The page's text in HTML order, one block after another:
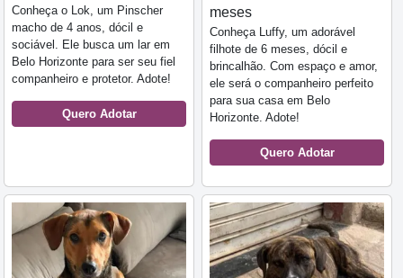
Conheça o Lok, um Pinscher
macho de 4 anos, dócil e
sociável. Ele busca um lar em
Belo Horizonte para ser seu fiel
companheiro e protetor. Adote!
Quero Adotar
meses
Conheça Luffy, um adorável
filhote de 6 meses, dócil e
brincalhão. Com espaço e amor,
ele será o companheiro perfeito
para sua casa em Belo
Horizonte. Adote!
Quero Adotar